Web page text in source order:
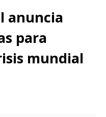
anuncia
para
mundial